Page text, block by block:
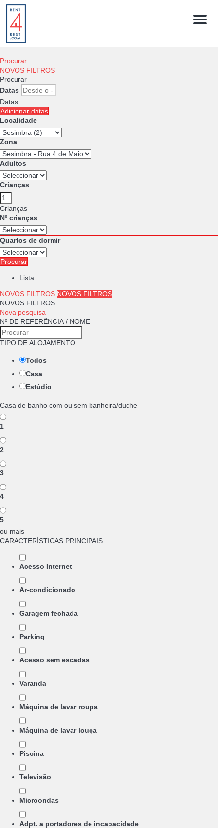
Menú
Procurar
NOVOS FILTROS
Procurar
Datas
Datas
Adicionar datas
Localidade
Zona
Adultos
Crianças
Crianças
Nº crianças
Quartos de dormir
Procurar
Lista
NOVOS FILTROS NOVOS FILTROS
NOVOS FILTROS
Nova pesquisa
Nº DE REFERÊNCIA / NOME
TIPO DE ALOJAMENTO
Todos
Casa
Estúdio
Casa de banho com ou sem banheira/duche
1
2
3
4
5
ou mais
CARACTERÍSTICAS PRINCIPAIS
Acesso Internet
Ar-condicionado
Garagem fechada
Parking
Acesso sem escadas
Varanda
Máquina de lavar roupa
Máquina de lavar louça
Piscina
Televisão
Microondas
Adpt. a portadores de incapacidade